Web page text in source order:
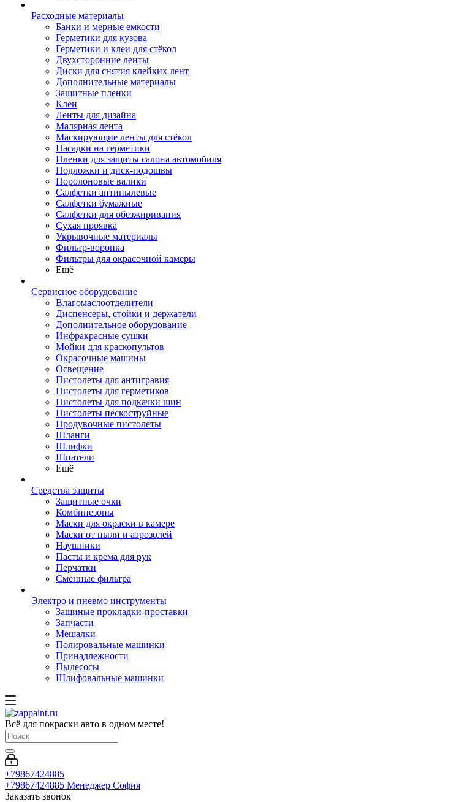
Расходные материалы
Банки и мерные емкости
Герметики для кузова
Герметики и клеи для стёкол
Двухсторонние ленты
Диски для снятия клейких лент
Дополнительные материалы
Защитные пленки
Клеи
Ленты для дизайна
Малярная лента
Маскирующие ленты для стёкол
Насадки на герметики
Пленки для защиты салона автомобиля
Подложки и диск-подошвы
Поролоновые валики
Салфетки антипылевые
Салфетки бумажные
Салфетки для обезжиривания
Сухая проявка
Укрывочные материалы
Фильтр-воронка
Фильтры для окрасочной камеры
Ещё
Сервисное оборудование
Влагомаслоотделители
Диспенсеры, стойки и держатели
Дополнительное оборудование
Инфракрасные сушки
Мойки для краскопультов
Окрасочные машины
Освещение
Пистолеты для антигравия
Пистолеты для герметиков
Пистолеты для подкачки шин
Пистолеты пескоструйные
Продувочные пистолеты
Шланги
Шлифки
Шпатели
Ещё
Средства защиты
Защитные очки
Комбинезоны
Маски для окраски в камере
Маски от пыли и аэрозолей
Наушники
Пасты и крема для рук
Перчатки
Сменные фильтра
Электро и пневмо инструменты
Защиные прокладки-проставки
Запчасти
Мешалки
Полировальные машинки
Принадлежности
Пылесосы
Шлифовальные машинки
Всё для покраски авто в одном месте!
+79867424885
+79867424885 Менеджер София
Заказать звонок